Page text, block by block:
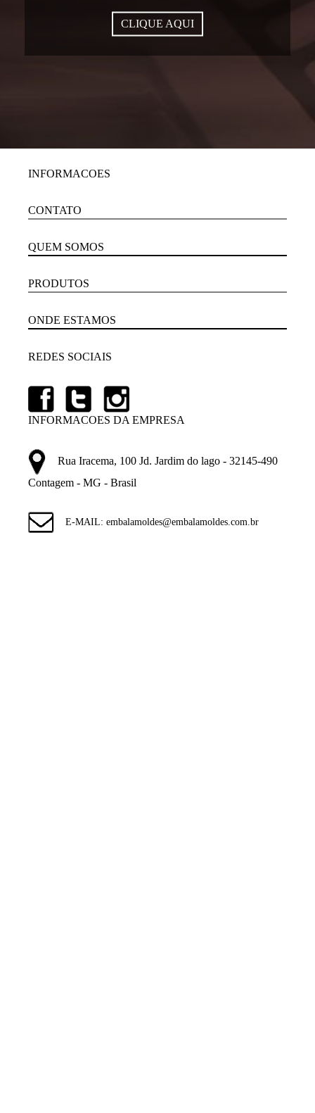
CLIQUE AQUI
INFORMACOES
CONTATO
QUEM SOMOS
PRODUTOS
ONDE ESTAMOS
REDES SOCIAIS
INFORMACOES DA EMPRESA
Rua Iracema, 100 Jd. Jardim do lago - 32145-490
Contagem - MG - Brasil
E-MAIL: embalamoldes@embalamoldes.com.br